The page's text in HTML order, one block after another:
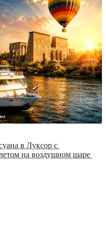
в Луксор с
на воздушном шаре